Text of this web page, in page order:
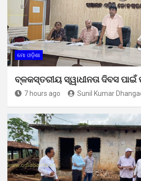
ମୋ ଓଡ଼ିଶା
ବ୍ଳକସ୍ତରୀୟ ସ୍ୱାଧୀନତା ଦିବସ
7 hours ago Sunil Kumar